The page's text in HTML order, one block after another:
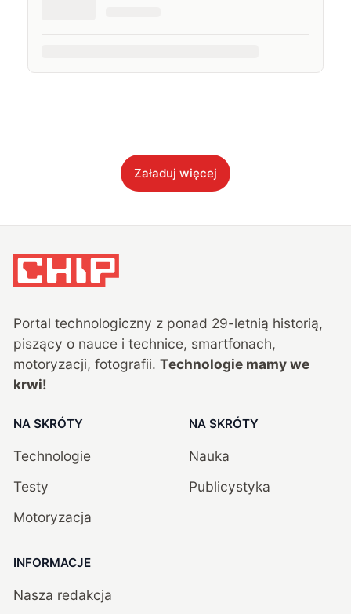
Załaduj więcej
Portal technologiczny z ponad 29-letnią historią,
piszący o nauce i technice, smartfonach,
motoryzacji, fotografii. Technologie mamy we
krwi!
NA SKRÓTY
Technologie
Testy
Motoryzacja
NA SKRÓTY
Nauka
Publicystyka
INFORMACJE
Nasza redakcja